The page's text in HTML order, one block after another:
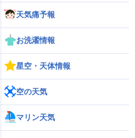
天気痛予報
お洗濯情報
星空・天体情報
空の天気
マリン天気